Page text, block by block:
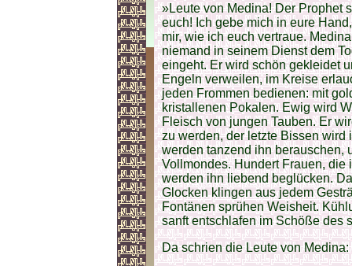
»Leute von Medina! Der Prophet
euch! Ich gebe mich in eure
mir, wie ich euch vertraue.
niemand in seinem Dienst dem
eingeht. Er wird schön gekleidet
Engeln verweilen, im Kreise
jeden Frommen bedienen: mit
kristallenen Pokalen. Ewig wird
Fleisch von jungen Tauben. Er
zu werden, der letzte Bissen wird
werden tanzend ihn berauschen,
Vollmondes. Hundert Frauen,
werden ihn liebend beglücken.
Glocken klingen aus jedem
Fontänen sprühen Weisheit.
sanft entschlafen im Schöße des
Da schrien die Leute von Medina: